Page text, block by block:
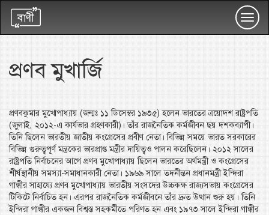
প্রণব মুখার্জি
প্রণবকুমার মুখোপাধ্যায় (জন্মঃ ১১ ডিসেম্বর ১৯৩৫) হলেন ভারতের ত্রয়োদশ রাষ্ট্রপতি
(জুলাই, ২০১২-এ কার্যভার গ্রহণকারী)। তাঁর রাজনৈতিক কর্মজীবন ছয় দশকব্যাপী।
তিনি ছিলেন ভারতীয় জাতীয় কংগ্রেসের প্রবীণ নেতা। বিভিন্ন সময়ে ভারত সরকারের
বিভিন্ন গুরুত্বপূর্ণ মন্ত্রকের ভারপ্রাপ্ত মন্ত্রীর দায়িত্বও পালন করেছিলেন। ২০১২ সালের
রাষ্ট্রপতি নির্বাচনের আগে প্রণব মুখোপাধ্যায় ছিলেন ভারতের অর্থমন্ত্রী ও কংগ্রেসের
শীর্ষস্থানীয় সমস্যা-সমাধানকারী নেতা। ১৯৬৯ সালে তদনীন্তন প্রধানমন্ত্রী ইন্দিরা
গান্ধীর সাহায্যে প্রণব মুখোপাধ্যায় ভারতীয় সংসদের উচ্চকক্ষ রাজ্যসভায় কংগ্রেসের
টিকিটে নির্বাচিত হন। এরপর রাজনৈতিক কর্মজীবনে তাঁর দ্রুত উত্থান শুরু হয়। তিনি
ইন্দিরা গান্ধীর একজন বিশ্বস্ত সহকর্মীতে পরিণত হন এবং ১৯৭৩ সালে ইন্দিরা গান্ধীর